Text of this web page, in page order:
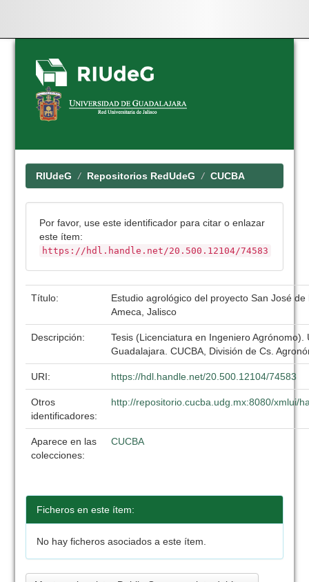
Skip
navigation
RIUdeG Repositorios RedUdeG CUCBA
Por favor, use este identificador para citar o enlazar
este ítem:
https://hdl.handle.net/20.500.12104/74583
Título:
Estudio agrológico del proyecto San José de
Ameca, Jalisco
Descripción:
Tesis (Licenciatura en Ingeniero Agrónomo).
Guadalajara. CUCBA, División de Cs.
URI: https://hdl.handle.net/20.500.12104/74583
Otros
identificadores:
http://repositorio.cucba.udg.mx:8080/xmlui/
Aparece en las
colecciones:
CUCBA
Ficheros en este ítem:
No hay ficheros asociados a este ítem.